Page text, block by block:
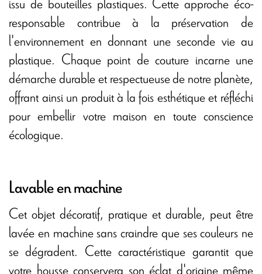
responsable contribue à la préservation de
l'environnement en donnant une seconde vie au
plastique. Chaque point de couture incarne une
démarche durable et respectueuse de notre planète,
offrant ainsi un produit à la fois esthétique et réfléchi
pour embellir votre maison en toute conscience
écologique.
Lavable en machine
Cet objet décoratif, pratique et durable, peut être
lavée en machine sans craindre que ses couleurs ne
se dégradent. Cette caractéristique garantit que
votre housse conservera son éclat d'origine même